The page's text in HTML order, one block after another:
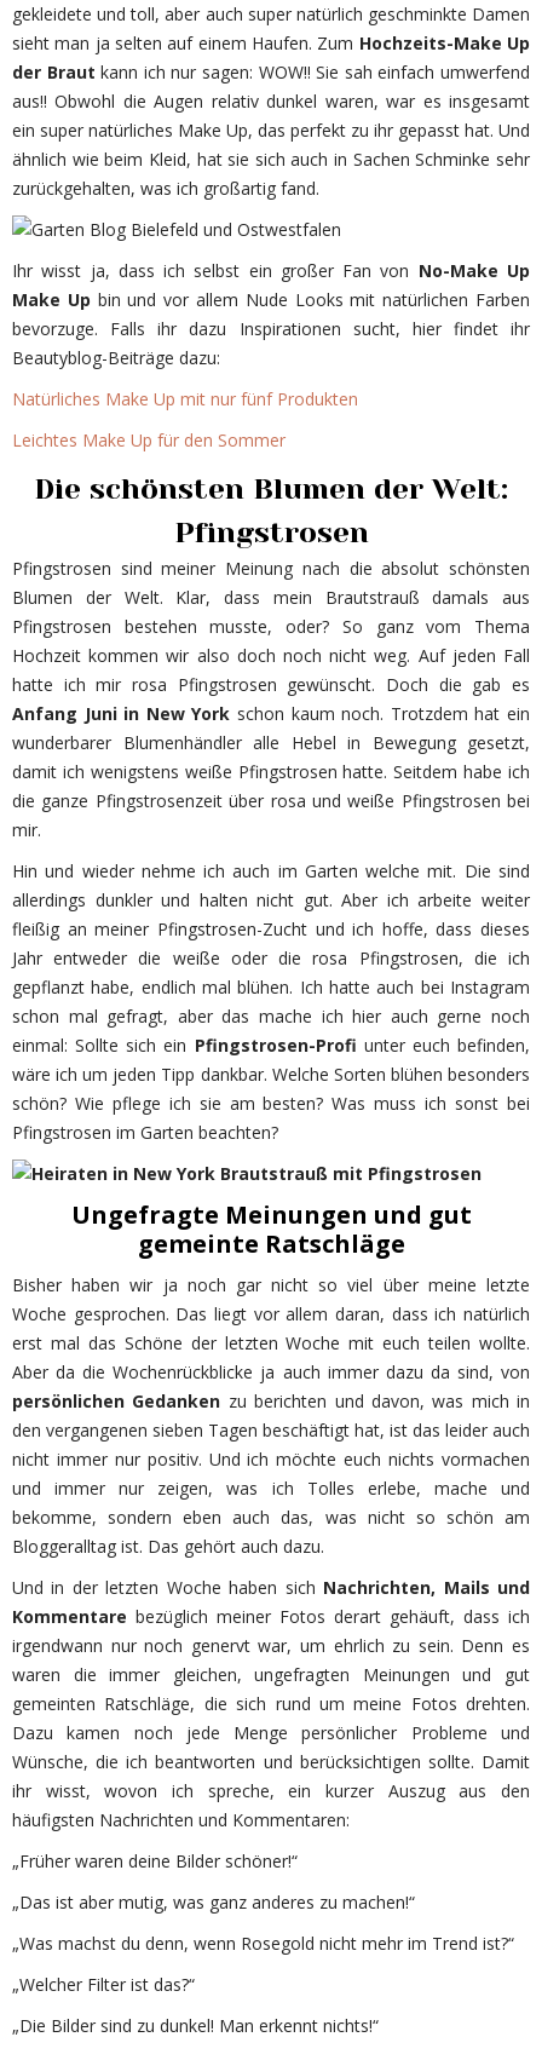
gekleidete und toll, aber auch super natürlich geschminkte Damen
sieht man ja selten auf einem Haufen. Zum Hochzeits-Make Up
der Braut kann ich nur sagen: WOW!! Sie sah einfach umwerfend
aus!! Obwohl die Augen relativ dunkel waren, war es insgesamt
ein super natürliches Make Up, das perfekt zu ihr gepasst hat. Und
ähnlich wie beim Kleid, hat sie sich auch in Sachen Schminke sehr
zurückgehalten, was ich großartig fand.
Ihr wisst ja, dass ich selbst ein großer Fan von No-Make Up
Make Up bin und vor allem Nude Looks mit natürlichen Farben
bevorzuge. Falls ihr dazu Inspirationen sucht, hier findet ihr
Beautyblog-Beiträge dazu:
Natürliches Make Up mit nur fünf Produkten
Leichtes Make Up für den Sommer
Die schönsten Blumen der Welt:
Pfingstrosen
Pfingstrosen sind meiner Meinung nach die absolut schönsten
Blumen der Welt. Klar, dass mein Brautstrauß damals aus
Pfingstrosen bestehen musste, oder? So ganz vom Thema
Hochzeit kommen wir also doch noch nicht weg. Auf jeden Fall
hatte ich mir rosa Pfingstrosen gewünscht. Doch die gab es
Anfang Juni in New York schon kaum noch. Trotzdem hat ein
wunderbarer Blumenhändler alle Hebel in Bewegung gesetzt,
damit ich wenigstens weiße Pfingstrosen hatte. Seitdem habe ich
die ganze Pfingstrosenzeit über rosa und weiße Pfingstrosen bei
mir.
Hin und wieder nehme ich auch im Garten welche mit. Die sind
allerdings dunkler und halten nicht gut. Aber ich arbeite weiter
fleißig an meiner Pfingstrosen-Zucht und ich hoffe, dass dieses
Jahr entweder die weiße oder die rosa Pfingstrosen, die ich
gepflanzt habe, endlich mal blühen. Ich hatte auch bei Instagram
schon mal gefragt, aber das mache ich hier auch gerne noch
einmal: Sollte sich ein Pfingstrosen-Profi unter euch befinden,
wäre ich um jeden Tipp dankbar. Welche Sorten blühen besonders
schön? Wie pflege ich sie am besten? Was muss ich sonst bei
Pfingstrosen im Garten beachten?
Ungefragte Meinungen und gut
gemeinte Ratschläge
Bisher haben wir ja noch gar nicht so viel über meine letzte
Woche gesprochen. Das liegt vor allem daran, dass ich natürlich
erst mal das Schöne der letzten Woche mit euch teilen wollte.
Aber da die Wochenrückblicke ja auch immer dazu da sind, von
persönlichen Gedanken zu berichten und davon, was mich in
den vergangenen sieben Tagen beschäftigt hat, ist das leider auch
nicht immer nur positiv. Und ich möchte euch nichts vormachen
und immer nur zeigen, was ich Tolles erlebe, mache und
bekomme, sondern eben auch das, was nicht so schön am
Bloggeralltag ist. Das gehört auch dazu.
Und in der letzten Woche haben sich Nachrichten, Mails und
Kommentare bezüglich meiner Fotos derart gehäuft, dass ich
irgendwann nur noch genervt war, um ehrlich zu sein. Denn es
waren die immer gleichen, ungefragten Meinungen und gut
gemeinten Ratschläge, die sich rund um meine Fotos drehten.
Dazu kamen noch jede Menge persönlicher Probleme und
Wünsche, die ich beantworten und berücksichtigen sollte. Damit
ihr wisst, wovon ich spreche, ein kurzer Auszug aus den
häufigsten Nachrichten und Kommentaren:
„Früher waren deine Bilder schöner!“
„Das ist aber mutig, was ganz anderes zu machen!“
„Was machst du denn, wenn Rosegold nicht mehr im Trend ist?“
„Welcher Filter ist das?“
„Die Bilder sind zu dunkel! Man erkennt nichts!“